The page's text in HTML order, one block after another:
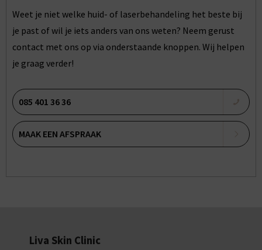
Weet je niet welke huid- of laserbehandeling het beste bij
je past of wil je iets anders van ons weten? Neem gerust
contact met ons op via onderstaande knoppen. Wij helpen
je graag verder!
085 401 36 36
MAAK EEN AFSPRAAK
Liva Skin Clinic